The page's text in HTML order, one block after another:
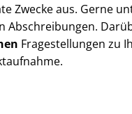
Zwecke aus. Gerne
Abschreibungen.
Fragestellungen zu